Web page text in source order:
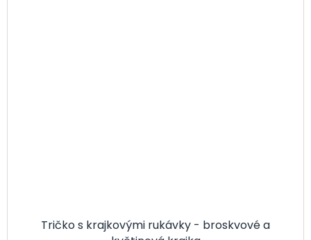
Tričko s krajkovými rukávky - broskvové a